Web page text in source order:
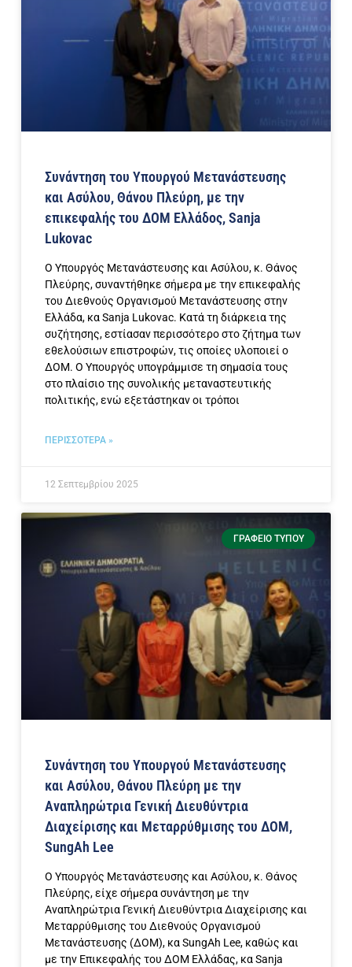
Συνάντηση του Υπουργού Μετανάστευσης
και Ασύλου, Θάνου Πλεύρη, με την
επικεφαλής του ΔΟΜ Ελλάδος, Sanja
Lukovac
Ο Υπουργός Μετανάστευσης και Ασύλου, κ. Θάνος
Πλεύρης, συναντήθηκε σήμερα με την επικεφαλής
του Διεθνούς Οργανισμού Μετανάστευσης στην
Ελλάδα, κα Sanja Lukovac. Κατά τη διάρκεια της
συζήτησης, εστίασαν περισσότερο στο ζήτημα των
εθελούσιων επιστροφών, τις οποίες υλοποιεί ο
ΔΟΜ. Ο Υπουργός υπογράμμισε τη σημασία τους
στο πλαίσιο της συνολικής μεταναστευτικής
πολιτικής, ενώ εξετάστηκαν οι τρόποι
ΠΕΡΙΣΣΟΤΕΡΑ »
12 Σεπτεμβρίου 2025
ΓΡΑΦΕΊΟ ΤΎΠΟΥ
Συνάντηση του Υπουργού Μετανάστευσης
και Ασύλου, Θάνου Πλεύρη με την
Αναπληρώτρια Γενική Διευθύντρια
Διαχείρισης και Μεταρρύθμισης του ΔΟΜ,
SungAh Lee
Ο Υπουργός Μετανάστευσης και Ασύλου, κ. Θάνος
Πλεύρης, είχε σήμερα συνάντηση με την
Αναπληρώτρια Γενική Διευθύντρια Διαχείρισης και
Μεταρρύθμισης του Διεθνούς Οργανισμού
Μετανάστευσης (ΔΟΜ), κα SungAh Lee, καθώς και
με την Επικεφαλής του ΔΟΜ Ελλάδας, κα Sanja